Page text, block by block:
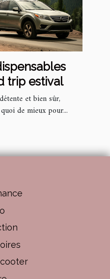
trip estival
et bien sûr,
de mieux pour...